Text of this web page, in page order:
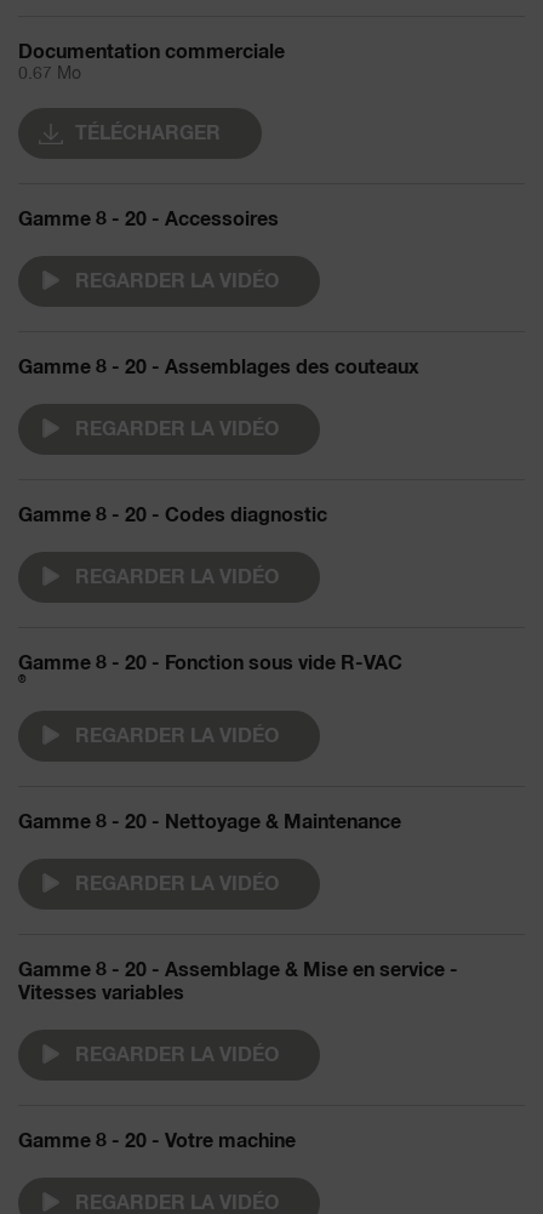
Documentation commerciale
0.67 Mo
TÉLÉCHARGER
Gamme 8 - 20 - Accessoires
REGARDER LA VIDÉO
Gamme 8 - 20 - Assemblages des couteaux
REGARDER LA VIDÉO
Gamme 8 - 20 - Codes diagnostic
REGARDER LA VIDÉO
Gamme 8 - 20 - Fonction sous vide R-VAC
®
REGARDER LA VIDÉO
Gamme 8 - 20 - Nettoyage & Maintenance
REGARDER LA VIDÉO
Gamme 8 - 20 - Assemblage & Mise en service -
Vitesses variables
REGARDER LA VIDÉO
Gamme 8 - 20 - Votre machine
REGARDER LA VIDÉO